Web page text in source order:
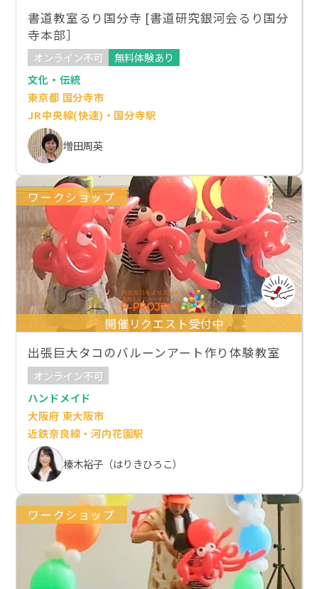
書道教室るり国分寺 [書道研究銀河会るり国分
寺本部］
オンライン不可
無料体験あり
文化・伝統
東京都 国分寺市
JR中央線(快速)・国分寺駅
増田周英
ワークショップ
開催リクエスト受付中
出張巨大タコのバルーンアート作り体験教室
オンライン不可
ハンドメイド
大阪府 東大阪市
近鉄奈良線・河内花園駅
榛木裕子（はりきひろこ）
ワークショップ